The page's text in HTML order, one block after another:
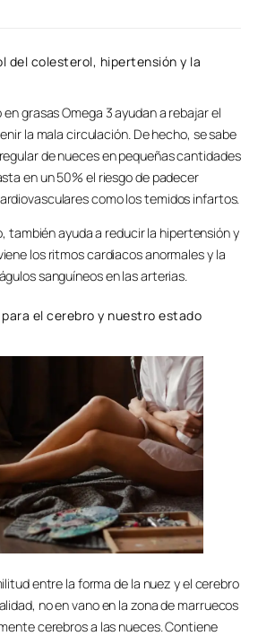
del colesterol, hipertensión y la
grasas Omega 3 ayudan a rebajar el
la mala circulación. De hecho, se sabe
de nueces en pequeñas cantidades
en un 50% el riesgo de padecer
como los temidos infartos.
también ayuda a reducir la hipertensión y
los ritmos cardiacos anormales y la
sanguíneos en las arterias.
para el cerebro y nuestro estado
entre la forma de la nuez y el cerebro
no en vano en la zona de marruecos
cerebros a las nueces. Contiene